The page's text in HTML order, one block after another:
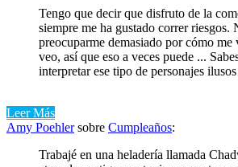
Tengo que decir que disfruto de la
siempre me ha gustado correr riesgos.
preocuparme demasiado por cómo me
veo, así que eso a veces puede ...
interpretar ese tipo de personajes
Leer Más
Amy Poehlersobre Cumpleaños:
Trabajé en una heladería llamada